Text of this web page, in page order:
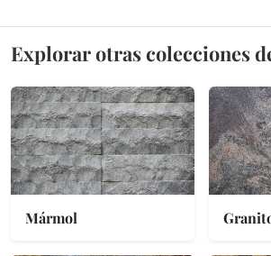
Explorar otras colecciones
Mármol